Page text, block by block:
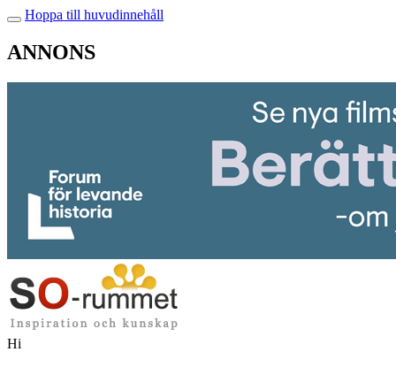
Hoppa till huvudinnehåll
ANNONS
Hi